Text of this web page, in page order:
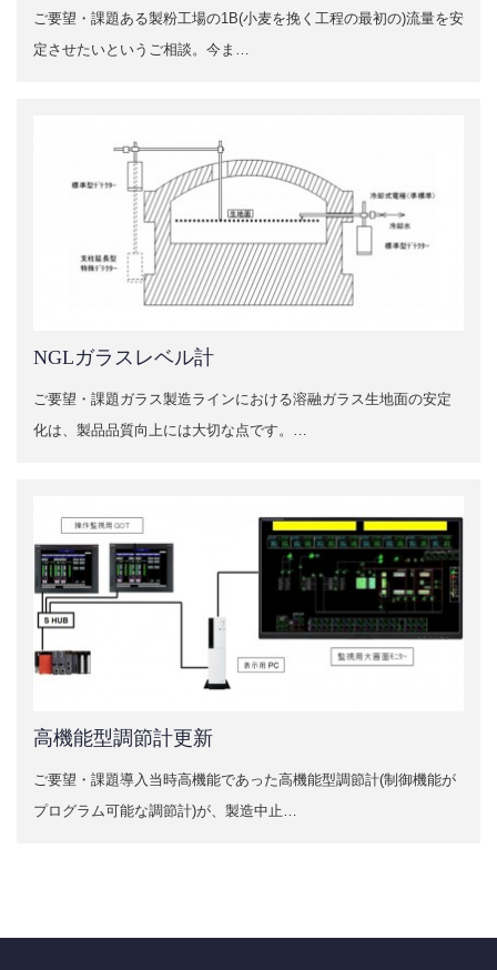
ご要望・課題ある製粉工場の1B(小麦を挽く工程の最初の)流量を安
定させたいというご相談。今ま…
NGLガラスレベル計
ご要望・課題ガラス製造ラインにおける溶融ガラス生地面の安定
化は、製品品質向上には大切な点です。…
高機能型調節計更新
ご要望・課題導入当時高機能であった高機能型調節計(制御機能が
プログラム可能な調節計)が、製造中止…